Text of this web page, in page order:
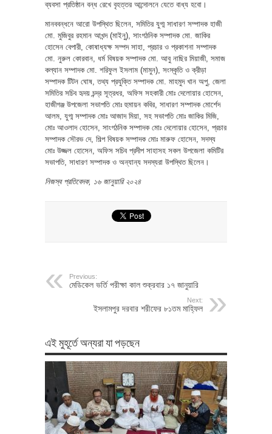
ব্যবসা প্রতিষ্ঠান বন্ধ রেখে বৃহত্তর আন্দোলনে যেতে বাধ্য হবো।
মানববন্ধনে আরো উপস্থিত ছিলেন, সমিতির যুগ্ম সাধারণ সম্পাদক হাজী
মো. মুজিবুর রহমান আখন্দ (মাইনু), সাংগঠনিক সম্পাদক মো. জাকির
হোসেন বেপারী, কোষাধ্যক্ষ সম্পদ সাহা, প্রচার ও প্রকাশনা সম্পাদক
মো. নুরুল কোরবান, ধর্ম বিষয়ক সম্পাদক মো. আবু নাছির মিয়াজী, সমাজ
কল্যান সম্পাদক মো. শরিফুল ইসলাম (মামুন), সংস্কৃতি ও ক্রীড়া
সম্পাদক টিটন ঘোষ, তথ্য প্রযুক্তি সম্পাদক মো. মাহমুদ খান অপু, জেলা
সমিতির সচিব হৃদয় চন্দ্র সূত্রধর, অফিস সহকারী মোঃ দেলোয়ার হোসেন,
হাজীগঞ্জ উপজেলা সভাপতি মোঃ হুমায়ন কবির, সাধারণ সম্পাদক মোর্শেদ
আলম, যুগ্ম সম্পাদক মোঃ আজাদ মিয়া, সহ সভাপতি মোঃ জাকির মিজি,
মোঃ আওলাদ হোসেন, সাংগঠনিক সম্পাদক মোঃ দেলোয়ার হোসেন, প্রচার
সম্পাদক সৌরভ দে, শিল্প বিষয়ক সম্পাদক মোঃ মারুফ হোসেন, সদস্য
মোঃ উজ্জল হোসেন, অফিস সচিব প্রদীপ সাহাসহ সকল উপজেলা কমিটির
সভাপতি, সাধারণ সম্পাদক ও অন্যান্য সদস্যরা উপস্থিত ছিলেন।
নিজস্ব প্রতিবেদক, ১৬ জানুয়ারি ২০২৪
Previous:
মেডিকেল ভর্তি পরীক্ষা কাল শুক্রবার ১৭ জানুয়ারি
Next:
ইসলামপুর দরবার শরীফের ৮১তম মাহ্ফিল
এই মুহূর্তে অন্যরা যা পড়ছেন